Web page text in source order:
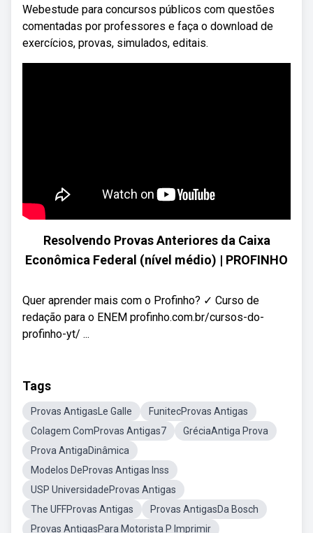
Webestude para concursos públicos com questões
comentadas por professores e faça o download de
exercícios, provas, simulados, editais.
Resolvendo Provas Anteriores da Caixa
Econômica Federal (nível médio) | PROFINHO
Quer aprender mais com o Profinho? ✓ Curso de
redação para o ENEM profinho.com.br/cursos-do-
profinho-yt/ ...
Tags
Provas AntigasLe Galle
FunitecProvas Antigas
Colagem ComProvas Antigas7
GréciaAntiga Prova
Prova AntigaDinâmica
Modelos DeProvas Antigas Inss
USP UniversidadeProvas Antigas
The UFFProvas Antigas
Provas AntigasDa Bosch
Provas AntigasPara Motorista P Imprimir